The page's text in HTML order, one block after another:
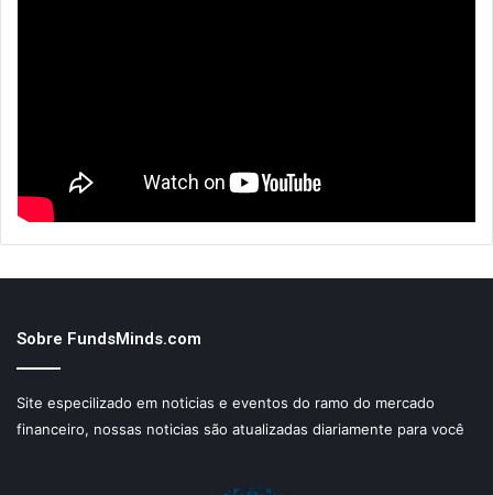
Sobre FundsMinds.com
Site especilizado em noticias e eventos do ramo do mercado
financeiro, nossas noticias são atualizadas diariamente para você